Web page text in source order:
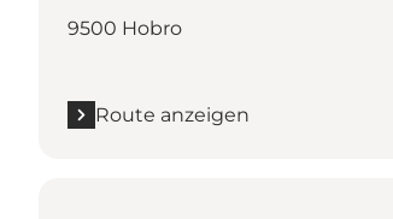
9500 Hobro
Route anzeigen